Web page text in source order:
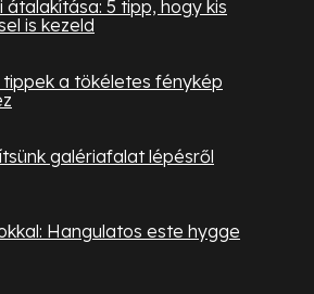
átalakítása: 5 tipp, hogy kis
is kezeld
a tökéletes fénykép
galériafalat lépésről
Hangulatos este hygge